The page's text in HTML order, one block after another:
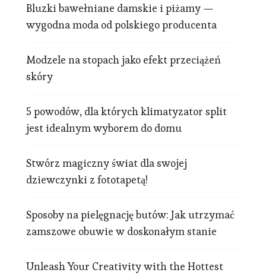
Bluzki bawełniane damskie i piżamy —
wygodna moda od polskiego producenta
Modzele na stopach jako efekt przeciążeń
skóry
5 powodów, dla których klimatyzator split
jest idealnym wyborem do domu
Stwórz magiczny świat dla swojej
dziewczynki z fototapetą!
Sposoby na pielęgnację butów: Jak utrzymać
zamszowe obuwie w doskonałym stanie
Unleash Your Creativity with the Hottest